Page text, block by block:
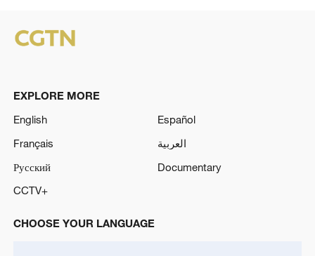
EXPLORE MORE
English
Español
Français
العربية
Русский
Documentary
CCTV+
CHOOSE YOUR LANGUAGE